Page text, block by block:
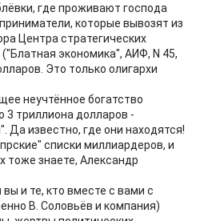
где проживают господа
которые вывозят из
Центра стратегических
экономика", АИФ, N 45,
Это только олигархи
неучтённое богатство
3 триллиона долларов -
Да известно, где они находятся!
списки миллиардеров, и
тоже знаете, Александр
и те, кто вместе с вами с
В. Соловьёв и компания)